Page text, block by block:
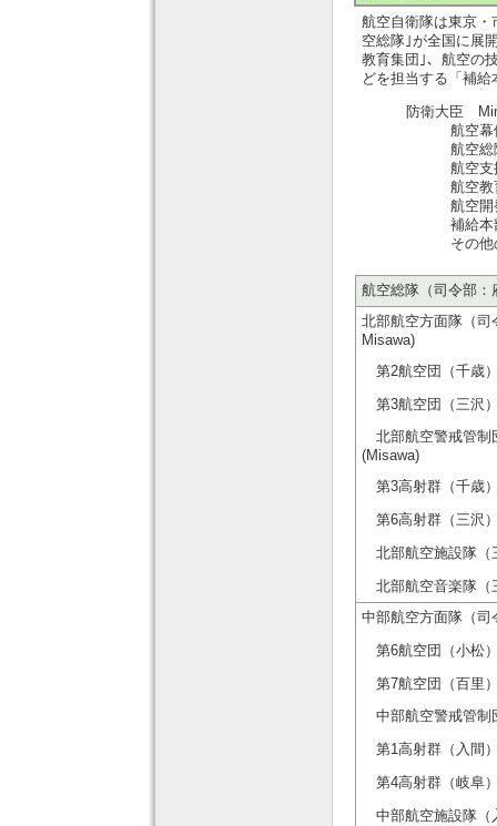
航空自衛隊は東京・
空総隊｣が全国に展
教育集団｣、航空の
どを担当する「補
防衛大臣
航空
航空
航空
航空
航空
補給
その
航空総隊（司令部
北部航空方面隊（
Misawa)
第2航空団（千歳
第3航空団（三沢
北部航空警戒管制
(Misawa)
第3高射群（千歳
第6高射群（三沢
北部航空施設隊（
北部航空音楽隊（
中部航空方面隊（
第6航空団（小松
第7航空団（百里
中部航空警戒管制
第1高射群（入間
第4高射群（岐阜
中部航空施設隊（